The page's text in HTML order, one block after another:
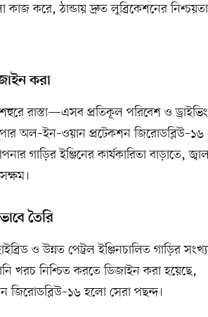
করে, ঠান্ডায় দ্রুত লুব্রিকেশনের নিশ্চয়তা
করা
রাস্তা—এসব প্রতিকূল পরিবেশ ও ড্রাইভিং
অল–ইন–ওয়ান প্রটেকশন জিরোডব্লিউ–১৬
গাড়ির ইঞ্জিনের কার্যকারিতা বাড়াতে,
তৈরি
ও উন্নত পেট্রল ইঞ্জিনচালিত গাড়ির
খরচ নিশ্চিত করতে ডিজাইন করা হয়েছে,
হলো সেরা পছন্দ।